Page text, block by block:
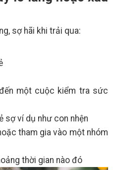
sợ hãi khi trải qua:
một cuộc kiểm tra sức
sợ ví dụ như con nhện
tham gia vào một nhóm
thời gian nào đó